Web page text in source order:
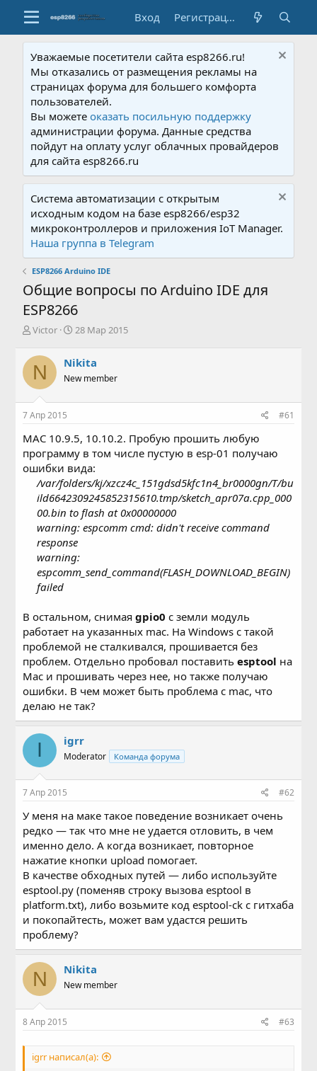
Вход Регистрация
Уважаемые посетители сайта esp8266.ru!
Мы отказались от размещения рекламы на
страницах форума для большего комфорта
пользователей.
Вы можетеоказать посильную поддержку
администрации форума. Данные средства
пойдут на оплату услуг облачных провайдеров
для сайта esp8266.ru
Система автоматизации с открытым
исходным кодом на базе esp8266/esp32
микроконтроллеров и приложения IoT Manager.
Наша группа в Telegram
ESP8266 Arduino IDE
Общие вопросы по Arduino IDE для
ESP8266
А
т
о
р
т
е
м
Victor
Д
а
н
ч
а
28 Мар 2015
N Nikita
New member
7 Апр 2015 #61
MAC 10.9.5, 10.10.2. Пробую прошить любую
программу в том числе пустую в esp-01 получаю
ошибки вида:
/var/folders/kj/xzcz4c_151gdsd5kfc1n4_br0000gn/T/bu
ild6642309245852315610.tmp/sketch_apr07a.cpp_000
00.bin to flash at 0x00000000
warning: espcomm cmd: didn't receive command
response
warning:
espcomm_send_command(FLASH_DOWNLOAD_BEGIN)
failed
В остальном, снимаяgpio0 с земли модуль
работает на указанных mac. На Windows с такой
проблемой не сталкивался, прошивается без
проблем. Отдельно пробовал поставитьesptool на
Mac и прошивать через нее, но также получаю
ошибки. В чем может быть проблема с mac, что
делаю не так?
I igrr
Moderator Команда форума
7 Апр 2015 #62
У меня на маке такое поведение возникает очень
редко — так что мне не удается отловить, в чем
именно дело. А когда возникает, повторное
нажатие кнопки upload помогает.
В качестве обходных путей — либо используйте
esptool.py (поменяв строку вызова esptool в
platform.txt), либо возьмите код esptool-ck с гитхаба
и покопайтесть, может вам удастся решить
проблему?
N Nikita
New member
8 Апр 2015 #63
igrr написал(а):